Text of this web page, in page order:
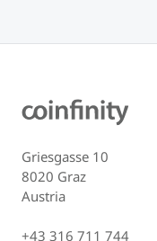
Griesgasse 10
8020 Graz
Austria
+43 316 711 744